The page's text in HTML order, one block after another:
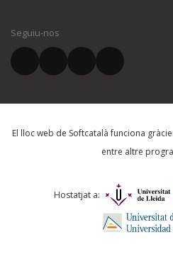
El vostre correu electrònic *
Què proposeu?
Comentari *
Seguiu-nos
El lloc web de Softcatalà funciona
entre altre
Hostatjat a: